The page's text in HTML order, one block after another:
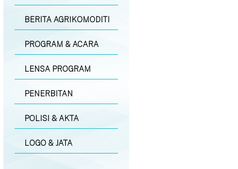
BERITA AGRIKOMODITI
PROGRAM & ACARA
LENSA PROGRAM
PENERBITAN
POLISI & AKTA
LOGO & JATA